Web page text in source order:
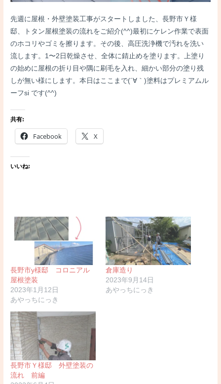
先週に屋根・外壁塗装工事がスタートしました、長野市Ｙ様
邸、トタン屋根塗装の流れをご紹介(^^)最初にケレン作業で表面
のホコリやゴミを擦ります。その後、高圧洗浄機で汚れを洗い
流します。1〜2日乾燥させ、全体に錆止めを塗ります。上塗り
の始めに屋根の折り目や隅に刷毛を入れ、細かい部分の塗り残
しが無い様にします。本日はここまで(´∀｀)塗料はプレミアムル
ーフsi です(^^)
共有:
Facebook X
いいね:
長野市y様邸 コロニアル
屋根塗装
2023年1月12日
あやっちにっき
倉庫造り
2023年9月14日
あやっちにっき
長野市Ｙ様邸 外壁塗装の
流れ 前編